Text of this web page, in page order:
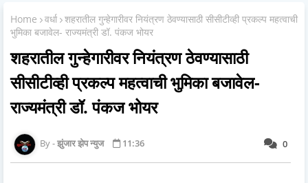
Home वर्धा शहरातील गुन्हेगारीवर नियंत्रण ठेवण्यासाठी सीसीटीव्ही प्रकल्प महत्वाची
भुमिका बजावेल- राज्यमंत्री डॉ. पंकज भोयर
शहरातील गुन्हेगारीवर नियंत्रण ठेवण्यासाठी
सीसीटीव्ही प्रकल्प महत्वाची भुमिका बजावेल-
राज्यमंत्री डॉ. पंकज भोयर
0
झुंजार झेप न्युज 11:36